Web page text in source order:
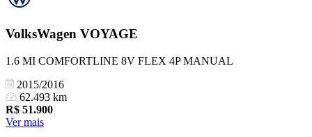
VolksWagen VOYAGE
1.6 MI COMFORTLINE 8V FLEX 4P MANUAL
2015/2016
62.493 km
R$ 51.900
Ver mais